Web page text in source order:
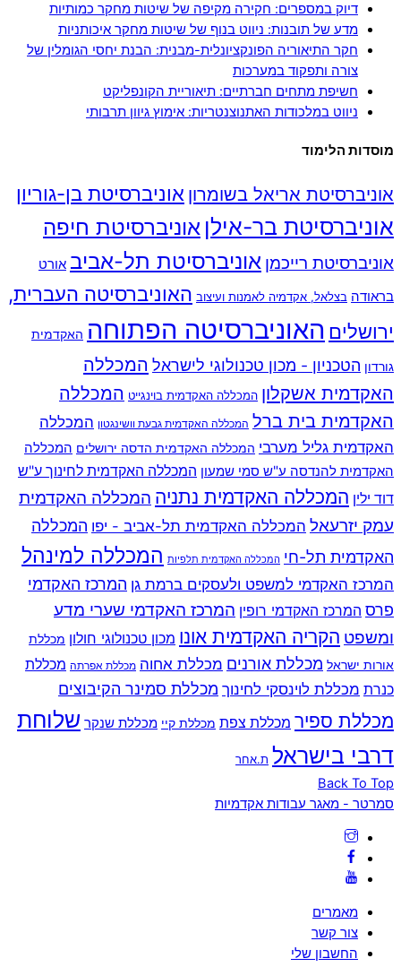
דיוק במספרים: חקירה מקיפה של שיטות מחקר כמותיות
מדע של תובנות: ניווט בנוף של שיטות מחקר איכותניות
חקר התיאוריה הפונקציונלית-מבנית: הבנת יחסי הגומלין של
צורה ותפקוד במערכות
חשיפת מתחים חברתיים: תיאוריית הקונפליקט
ניווט במלכודות האתנוצנטריות: אימוץ גיוון תרבותי
מוסדות הלימוד
אוניברסיטת אריאל בשומרון אוניברסיטת בן-גוריון
אוניברסיטת בר-אילן אוניברסיטת חיפה
אוניברסיטת רייכמן אוניברסיטת תל-אביב אורט
בראודה בצלאל, אקדמיה לאמנות ועיצוב האוניברסיטה העברית,
ירושלים האוניברסיטה הפתוחה האקדמית
גורדון הטכניון - מכון טכנולוגי לישראל המכללה
האקדמית אשקלון המכללה האקדמית בוינגייט המכללה
האקדמית בית ברל המכללה האקדמית גבעת וושינגטון המכללה
האקדמית גליל מערבי המכללה האקדמית הדסה ירושלים המכללה
האקדמית להנדסה ע"ש סמי שמעון המכללה האקדמית לחינוך ע"ש
דוד ילין המכללה האקדמית נתניה המכללה האקדמית
עמק יזרעאל המכללה האקדמית תל-אביב - יפו המכללה
האקדמית תל-חי המכללה האקדמית תלפיות המכללה למינהל
המרכז האקדמי למשפט ולעסקים ברמת גן המרכז האקדמי
פרס המרכז האקדמי רופין המרכז האקדמי שערי מדע
ומשפט הקריה האקדמית אונו מכון טכנולוגי חולון מכללת
אורות ישראל מכללת אורנים מכללת אחוה מכללת אפרתה מכללת
כנרת מכללת לוינסקי לחינוך מכללת סמינר הקיבוצים
מכללת ספיר מכללת צפת מכללת קיי מכללת שנקר שלוחת
דרבי בישראל ת.אחר
Back To Top
סמרטר - מאגר עבודות אקדמיות
מאמרים
צור קשר
החשבון שלי